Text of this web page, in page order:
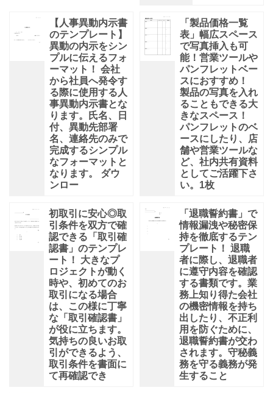
【人事異動内示書
のテンプレート】
異動の内示をシン
プルに伝えるフォ
ーマット！ 会社
から社員へ発令す
る際に使用する人
事異動内示書とな
ります。氏名、日
付、異動先部署
名、連絡先のみで
完成するシンプル
なフォーマットと
なります。 ダウ
ンロー
「製品価格一覧
表」幅広スペース
で写真挿入も可
能！営業ツールや
パンフレットベー
スにおすすめ！
製品の写真を入れ
ることもできる大
きなスペース！
パンフレットのベ
ースにしたり、店
舗や営業ツールな
ど、社内共有資料
としてご活躍下さ
い。1枚
初取引に安心◎取
引条件を双方で確
認できる「取引確
認書」のテンプレ
ート！ 大きなプ
ロジェクトが動く
時や、初めてのお
取引になる場合
は、この様に丁寧
な「取引確認書」
が役に立ちます。
気持ちの良いお取
引ができるよう、
取引条件を書面に
て再確認でき
「退職誓約書」で
情報漏洩や秘密保
持を徹底するテン
プレート！ 退職
者に際し、退職者
に遵守内容を確認
する書類です。業
務上知り得た会社
の機密情報を持ち
出したり、不正利
用を防ぐために、
退職誓約書が交わ
されます。守秘義
務を守る義務が発
生すること